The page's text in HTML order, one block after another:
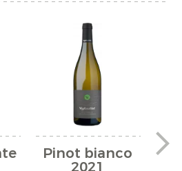
Pinot bianco